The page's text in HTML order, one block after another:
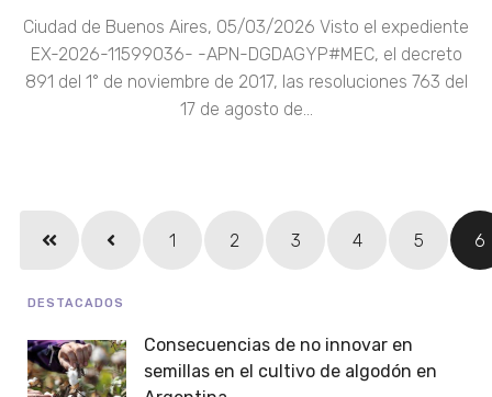
Ciudad de Buenos Aires, 05/03/2026 Visto el expediente
EX-2026-11599036- -APN-DGDAGYP#MEC, el decreto
891 del 1° de noviembre de 2017, las resoluciones 763 del
17 de agosto de...
1 2 3 4 5 6
DESTACADOS
Consecuencias de no innovar en
semillas en el cultivo de algodón en